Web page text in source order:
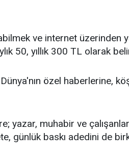
ve internet üzerinden
50, yıllık 300 TL olarak
özel haberlerine,
yazar, muhabir ve
günlük baskı adedini de